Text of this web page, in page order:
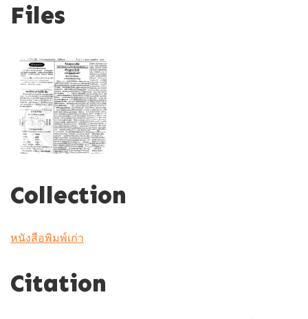
Files
Collection
หนังสือพิมพ์เก่า
Citation